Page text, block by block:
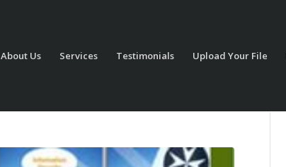
About Us Services Testimonials Upload Your File